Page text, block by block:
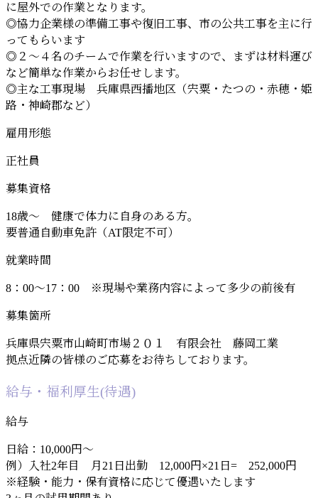
に屋外での作業となります。
◎協力企業様の準備工事や復旧工事、市の公共工事を主に行
ってもらいます
◎２～４名のチームで作業を行いますので、まずは材料運び
など簡単な作業からお任せします。
◎主な工事現場 兵庫県西播地区（宍粟・たつの・赤穂・姫
路・神崎郡など）
雇用形態
正社員
募集資格
18歳～ 健康で体力に自身のある方。
要普通自動車免許（AT限定不可）
就業時間
8：00～17：00 ※現場や業務内容によって多少の前後有
募集箇所
兵庫県宍粟市山崎町市場２０１ 有限会社 藤岡工業
拠点近隣の皆様のご応募をお待ちしております。
給与・福利厚生(待遇)
給与
日給：10,000円～
例）入社2年目 月21日出勤 12,000円×21日= 252,000円
※経験・能力・保有資格に応じて優遇いたします